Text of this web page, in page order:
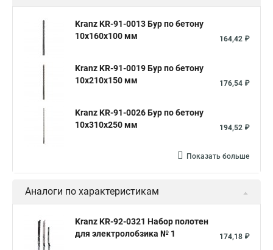
Kranz KR-91-0013 Бур по бетону
10x160x100 мм
164,42 ₽
Kranz KR-91-0019 Бур по бетону
10x210x150 мм
176,54 ₽
Kranz KR-91-0026 Бур по бетону
10x310x250 мм
194,52 ₽
Показать больше
Аналоги по характеристикам
Kranz KR-92-0321 Набор полотен
для электролобзика № 1
174,18 ₽